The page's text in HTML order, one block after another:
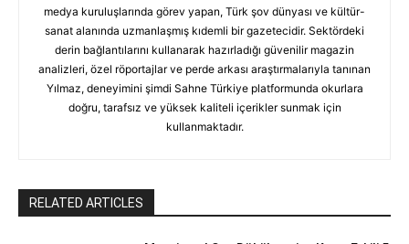
medya kuruluşlarında görev yapan, Türk şov dünyası ve kültür-
sanat alanında uzmanlaşmış kıdemli bir gazetecidir. Sektördeki
derin bağlantılarını kullanarak hazırladığı güvenilir magazin
analizleri, özel röportajlar ve perde arkası araştırmalarıyla tanınan
Yılmaz, deneyimini şimdi Sahne Türkiye platformunda okurlara
doğru, tarafsız ve yüksek kaliteli içerikler sunmak için
kullanmaktadır.
RELATED ARTICLES